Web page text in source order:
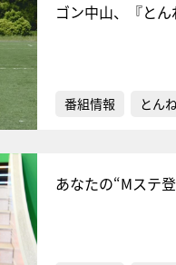
ゴン中山、『と
番組情報 とん
あなたの“Mステ